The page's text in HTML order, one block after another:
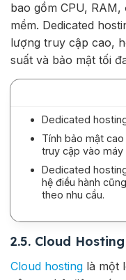
bao gồm CPU,
mềm. Dedicated
lượng truy cập cao,
suất và bảo mật tối
Dedicated
Tính bảo mật
truy cập vào máy
Dedicated
hệ điều hành
theo nhu cầu.
2.5. Cloud Hosting
Cloud hosting là một